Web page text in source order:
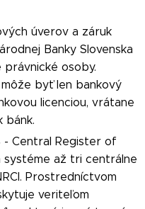
úverov a záruk
Banky Slovenska
právnické osoby.
byť len bankový
licenciou, vrátane
bánk.
- Central Register of
systéme až tri centrálne
Prostredníctvom
veriteľom